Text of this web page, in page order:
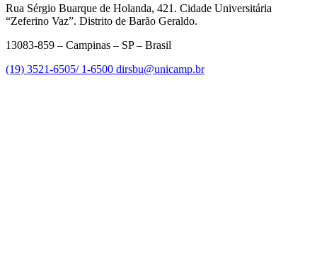
Rua Sérgio Buarque de Holanda, 421. Cidade Universitária
“Zeferino Vaz”. Distrito de Barão Geraldo.
13083-859 – Campinas – SP – Brasil
(19) 3521-6505/ 1-6500 dirsbu@unicamp.br